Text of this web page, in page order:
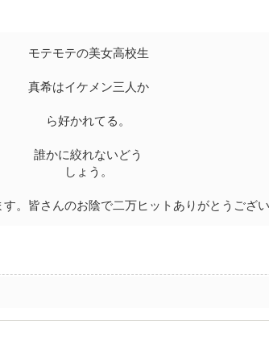
モテモテの美女高校生
真希はイケメン三人か
ら好かれてる。
誰かに絞れないどう
しょう。
。皆さんのお陰で二万ヒットありがとうござ